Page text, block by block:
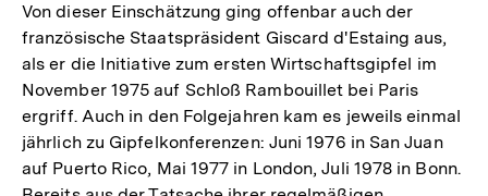
Von dieser Einschätzung ging offenbar auch der
französische Staatspräsident Giscard d'Estaing aus,
als er die Initiative zum ersten Wirtschaftsgipfel im
November 1975 auf Schloß Rambouillet bei Paris
ergriff. Auch in den Folgejahren kam es jeweils einmal
jährlich zu Gipfelkonferenzen: Juni 1976 in San Juan
auf Puerto Rico, Mai 1977 in London, Juli 1978 in Bonn.